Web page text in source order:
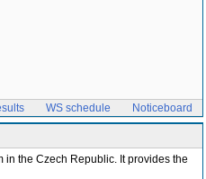
WS schedule Noticeboard
the Czech Republic. It provides the